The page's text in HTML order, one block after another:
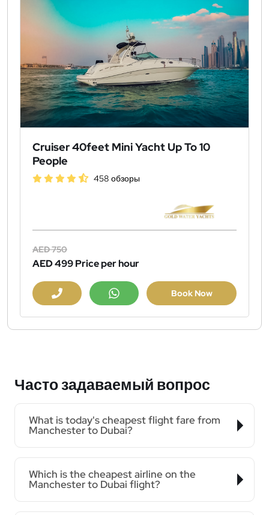
Cruiser 40feet Mini Yacht Up To 10
People
458 обзоры
AED 750
AED 499Price per hour
Book Now
Часто задаваемый вопрос
What is today's cheapest flight fare from
Manchester to Dubai?
Which is the cheapest airline on the
Manchester to Dubai flight?